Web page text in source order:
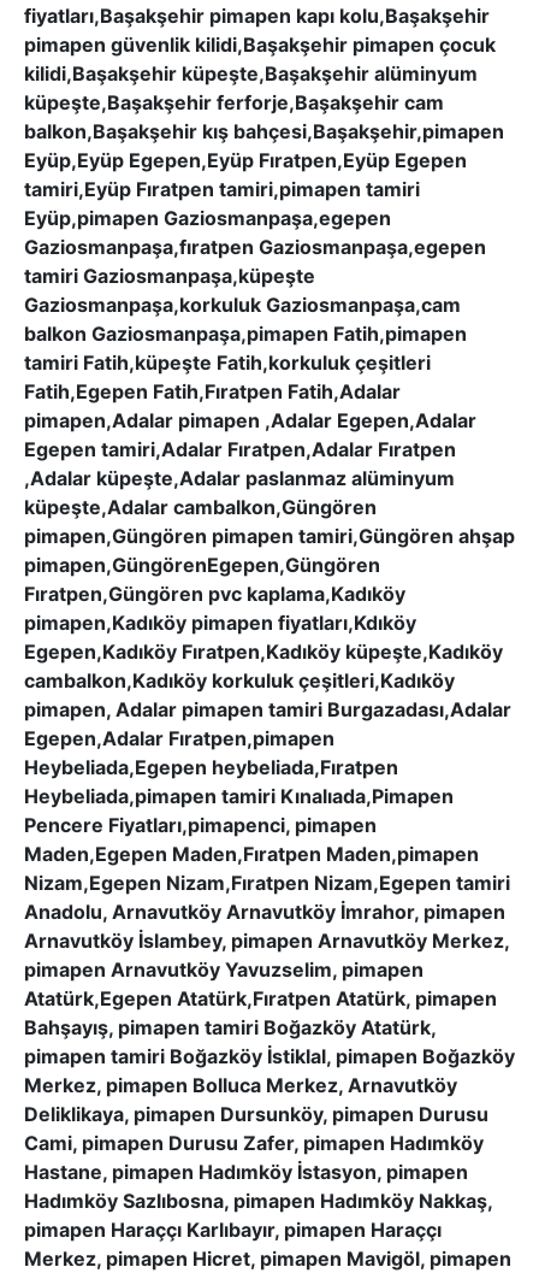
fiyatları,Başakşehir pimapen kapı kolu,Başakşehir
pimapen güvenlik kilidi,Başakşehir pimapen çocuk
kilidi,Başakşehir küpeşte,Başakşehir alüminyum
küpeşte,Başakşehir ferforje,Başakşehir cam
balkon,Başakşehir kış bahçesi,Başakşehir,pimapen
Eyüp,Eyüp Egepen,Eyüp Fıratpen,Eyüp Egepen
tamiri,Eyüp Fıratpen tamiri,pimapen tamiri
Eyüp,pimapen Gaziosmanpaşa,egepen
Gaziosmanpaşa,fıratpen Gaziosmanpaşa,egepen
tamiri Gaziosmanpaşa,küpeşte
Gaziosmanpaşa,korkuluk Gaziosmanpaşa,cam
balkon Gaziosmanpaşa,pimapen Fatih,pimapen
tamiri Fatih,küpeşte Fatih,korkuluk çeşitleri
Fatih,Egepen Fatih,Fıratpen Fatih,Adalar
pimapen,Adalar pimapen ,Adalar Egepen,Adalar
Egepen tamiri,Adalar Fıratpen,Adalar Fıratpen
,Adalar küpeşte,Adalar paslanmaz alüminyum
küpeşte,Adalar cambalkon,Güngören
pimapen,Güngören pimapen tamiri,Güngören ahşap
pimapen,GüngörenEgepen,Güngören
Fıratpen,Güngören pvc kaplama,Kadıköy
pimapen,Kadıköy pimapen fiyatları,Kdıköy
Egepen,Kadıköy Fıratpen,Kadıköy küpeşte,Kadıköy
cambalkon,Kadıköy korkuluk çeşitleri,Kadıköy
pimapen, Adalar pimapen tamiri Burgazadası,Adalar
Egepen,Adalar Fıratpen,pimapen
Heybeliada,Egepen heybeliada,Fıratpen
Heybeliada,pimapen tamiri Kınalıada,Pimapen
Pencere Fiyatları,pimapenci, pimapen
Maden,Egepen Maden,Fıratpen Maden,pimapen
Nizam,Egepen Nizam,Fıratpen Nizam,Egepen tamiri
Anadolu, Arnavutköy Arnavutköy İmrahor, pimapen
Arnavutköy İslambey, pimapen Arnavutköy Merkez,
pimapen Arnavutköy Yavuzselim, pimapen
Atatürk,Egepen Atatürk,Fıratpen Atatürk, pimapen
Bahşayış, pimapen tamiri Boğazköy Atatürk,
pimapen tamiri Boğazköy İstiklal, pimapen Boğazköy
Merkez, pimapen Bolluca Merkez, Arnavutköy
Deliklikaya, pimapen Dursunköy, pimapen Durusu
Cami, pimapen Durusu Zafer, pimapen Hadımköy
Hastane, pimapen Hadımköy İstasyon, pimapen
Hadımköy Sazlıbosna, pimapen Hadımköy Nakkaş,
pimapen Haraççı Karlıbayır, pimapen Haraççı
Merkez, pimapen Hicret, pimapen Mavigöl, pimapen